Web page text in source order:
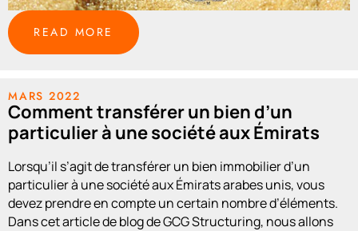
READ MORE
MARS 2022
Comment transférer un bien d’un
particulier à une société aux Émirats
Lorsqu’il s’agit de transférer un bien immobilier d’un
particulier à une société aux Émirats arabes unis, vous
devez prendre en compte un certain nombre d’éléments.
Dans cet article de blog de GCG Structuring, nous allons